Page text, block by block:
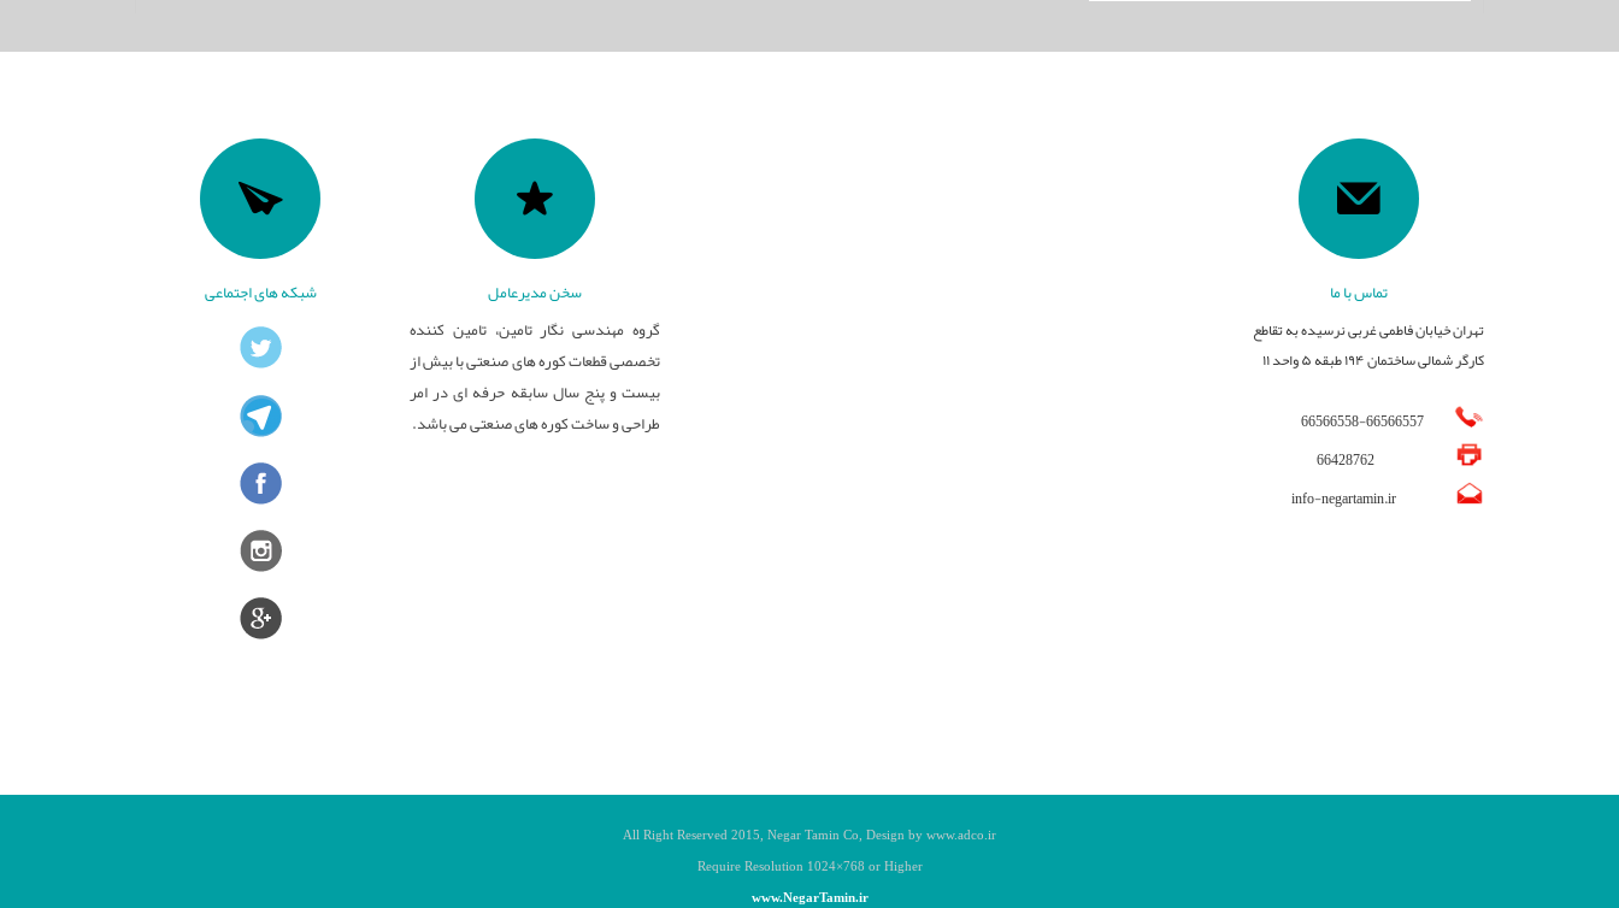
شبکه های اجتماعی
سخن مدیرعامل
گروه مهندسی نگار تامین، تامین کننده
تخصصی قطعات کوره های صنعتی با بیش از
بیست و پنج سال سابقه حرفه ای در امر
طراحی و ساخت کوره های صنعتی می باشد.
تماس با ما
تهران خیابان فاطمی غربی نرسیده به تقاطع
کارگر شمالی ساختمان ۱۹۴ طبقه ۵ واحد ۱۱
66566558-66566557
66428762
info-negartamin.ir
All Right Reserved 201 5 , Negar Tamin Co, Design by www.adco.ir
Require Resolution 1024×768 or Higher
www.NegarTamin.ir